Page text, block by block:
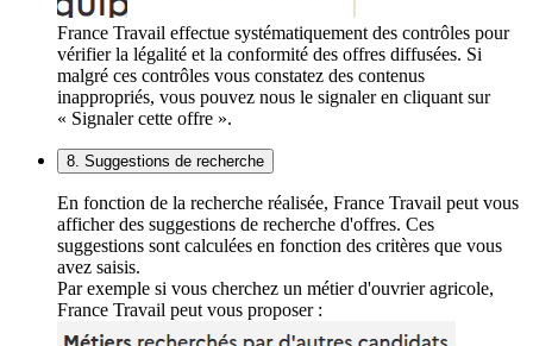
France Travail effectue systématiquement des contrôles pour
vérifier la légalité et la conformité des offres diffusées. Si
malgré ces contrôles vous constatez des contenus
inappropriés, vous pouvez nous le signaler en cliquant sur
« Signaler cette offre ».
8. Suggestions de recherche
En fonction de la recherche réalisée, France Travail peut vous
afficher des suggestions de recherche d'offres. Ces
suggestions sont calculées en fonction des critères que vous
avez saisis.
Par exemple si vous cherchez un métier d'ouvrier agricole,
France Travail peut vous proposer :